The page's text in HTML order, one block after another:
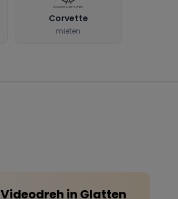
Corvette
mieten
Videodreh in Glatten